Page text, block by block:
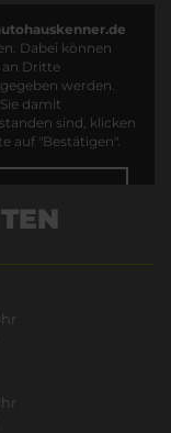
Dabei können
an Dritte
werden.
damit
sind, klicken
auf "Bestätigen".